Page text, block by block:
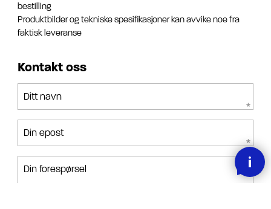
bestilling
Produktbilder og tekniske spesifikasjoner kan avvike noe fra
faktisk leveranse
Kontakt oss
Ditt navn
Din epost
Din forespørsel